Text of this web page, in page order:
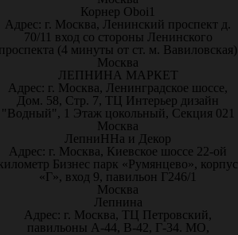
Корнер Oboi1
Адрес: г. Москва, Ленинский проспект д.
70/11 вход со стороны Ленинского
(4 минуты от ст. м. Вавиловская)
Москва
ЛЕПНИНА МАРКЕТ
Адрес: г. Москва, Ленинградское шоссе,
Дом. 58, Стр. 7, ТЦ Интерьер дизайн
"Водный", 1 Этаж цокольный, Секция 021
Москва
ЛепниННа и Декор
Адрес: г. Москва, Киевское шоссе 22-ой
Бизнес парк «Румянцево», корпус
«Г», вход 9, павильон Г246/1
Москва
Лепнина
Адрес: г. Москва, ТЦ Петровский,
павильоны А-44, В-42, Г-34. МО,